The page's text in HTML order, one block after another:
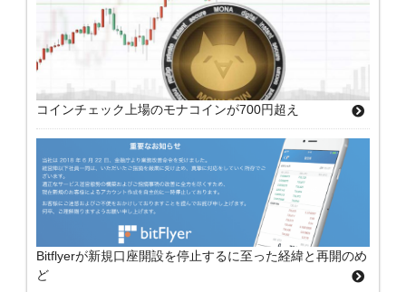
コインチェック上場のモナコインが700円超え
Bitflyerが新規口座開設を停止するに至った経緯と再開のめ
ど